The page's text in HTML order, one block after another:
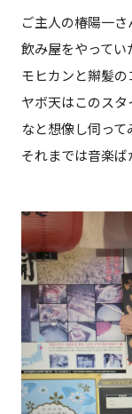
ご主人の椿陽一
飲み屋をやってい
モヒカンと辮髪
ヤボ天はこのス
なと想像し伺って
それまでは音楽ば